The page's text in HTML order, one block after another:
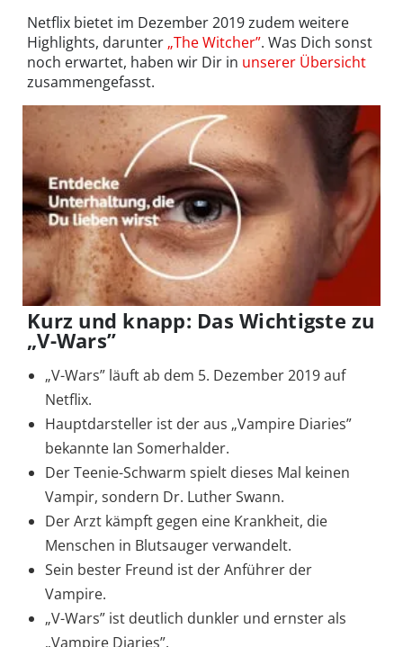
Netflix bietet im Dezember 2019 zudem weitere
Highlights, darunter „The Witcher”. Was Dich sonst
noch erwartet, haben wir Dir in unserer Übersicht
zusammengefasst.
Kurz und knapp: Das Wichtigste zu
„V-Wars”
„V-Wars” läuft ab dem 5. Dezember 2019 auf
Netflix.
Hauptdarsteller ist der aus „Vampire Diaries”
bekannte Ian Somerhalder.
Der Teenie-Schwarm spielt dieses Mal keinen
Vampir, sondern Dr. Luther Swann.
Der Arzt kämpft gegen eine Krankheit, die
Menschen in Blutsauger verwandelt.
Sein bester Freund ist der Anführer der
Vampire.
„V-Wars” ist deutlich dunkler und ernster als
„Vampire Diaries”.